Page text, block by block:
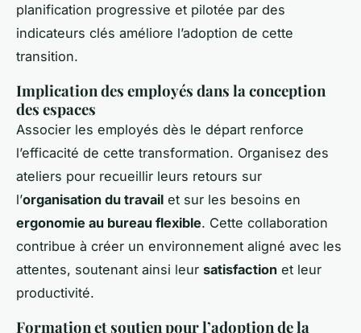
planification progressive et pilotée par des
indicateurs clés améliore l’adoption de cette
transition.
Implication des employés dans la conception
des espaces
Associer les employés dès le départ renforce
l’efficacité de cette transformation. Organisez des
ateliers pour recueillir leurs retours sur
l’organisation du travail et sur les besoins en
ergonomie au bureau flexible. Cette collaboration
contribue à créer un environnement aligné avec les
attentes, soutenant ainsi leur satisfaction et leur
productivité.
Formation et soutien pour l’adoption de la